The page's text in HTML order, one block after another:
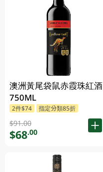
澳洲黃尾袋鼠赤霞珠紅酒
750ML
2件$74 指定分類85折
$91.00
$68.00